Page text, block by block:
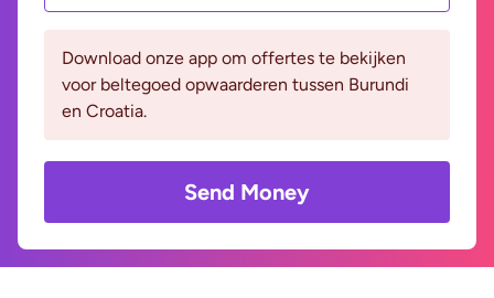
Download onze app om offertes te bekijken
voor beltegoed opwaarderen tussen Burundi
en Croatia.
Send Money